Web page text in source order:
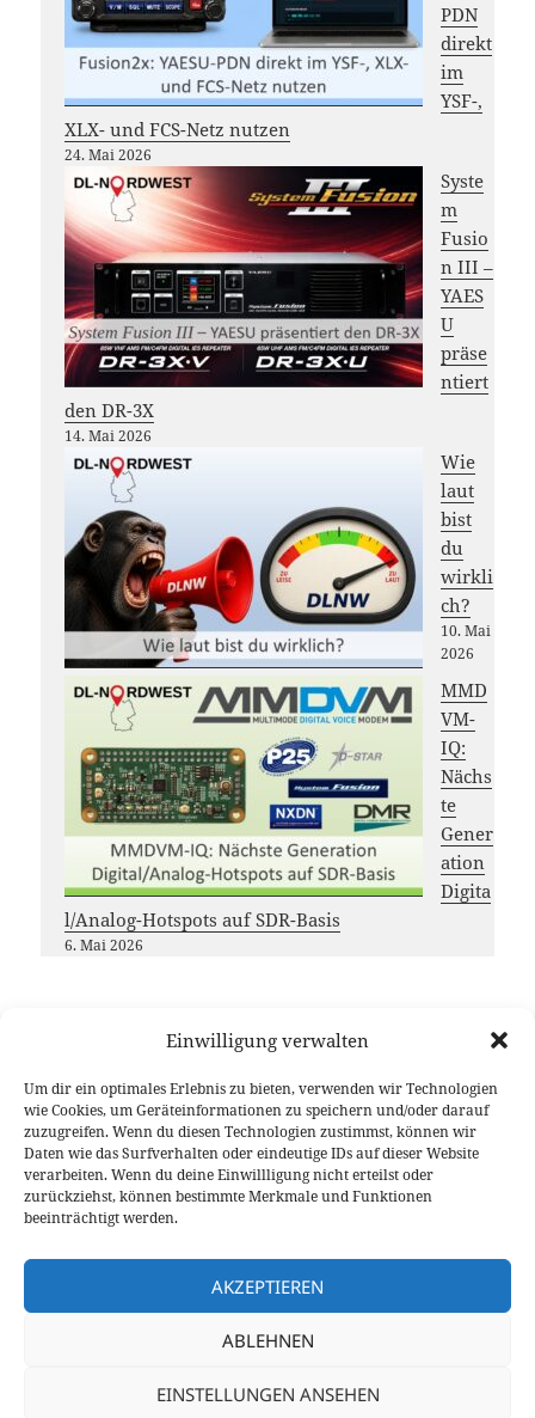
Einwilligung verwalten
Um dir ein optimales Erlebnis zu bieten, verwenden wir Technologien
wie Cookies, um Geräteinformationen zu speichern und/oder darauf
zuzugreifen. Wenn du diesen Technologien zustimmst, können wir
Daten wie das Surfverhalten oder eindeutige IDs auf dieser Website
verarbeiten. Wenn du deine Einwillligung nicht erteilst oder
zurückziehst, können bestimmte Merkmale und Funktionen
beeinträchtigt werden.
AKZEPTIEREN
ABLEHNEN
EINSTELLUNGEN ANSEHEN
PDN
direkt
im
YSF-,
XLX- und FCS-Netz nutzen
24. Mai 2026
Syste
m
Fusio
n III –
YAES
U
präse
ntiert
den DR-3X
14. Mai 2026
Wie
laut
bist
du
wirkli
ch?
10. Mai
2026
MMD
VM-
IQ:
Nächs
te
Gener
ation
Digita
l/Analog-Hotspots auf SDR-Basis
6. Mai 2026
Möchtest du das DL-Nordwest
Projekt unterstützen?
Dann freuen wir uns über deinen Gastbeitrag, das
Teilen unserer Inhalte oder eine (kleine) Spende
Vielen Dank für deine Unterstützung!
Veröffentlicht
5. Mai 2024 Autor
Bernd DK5BS Kategorien
2024,Beiträge,DLNW,DV
Reflektor ,Sprechzeit